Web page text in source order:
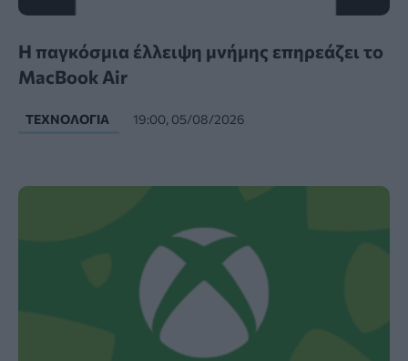
Η παγκόσμια έλλειψη μνήμης επηρεάζει το
MacBook Air
ΤΕΧΝΟΛΟΓΊΑ 19:00, 05/08/2026